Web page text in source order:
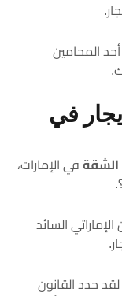
أحد المحامين
في
الشقة في الإمارات،
السائد
حدد القانون